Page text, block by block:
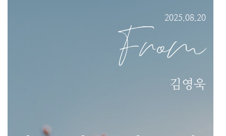
2025.08.20
From
김영욱